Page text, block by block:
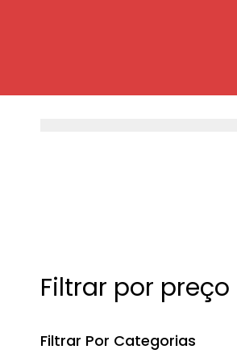
Filtrar por preço
Filtrar Por Categorias